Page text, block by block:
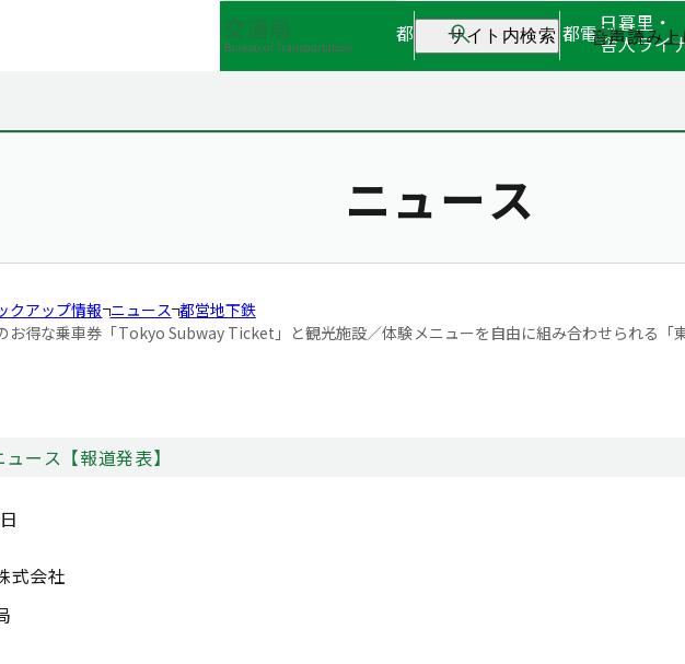
サイト内検索 音声読み
都営地下鉄 都営バス 都電日暮里・
舎人ライ
ニュース
クアップ情報 ニュース 都営地下鉄
お得な乗車券「Tokyo Subway Ticket」と観光施設／体験メニューを自由に組み合わせられる
ース【報道発表】
式会社